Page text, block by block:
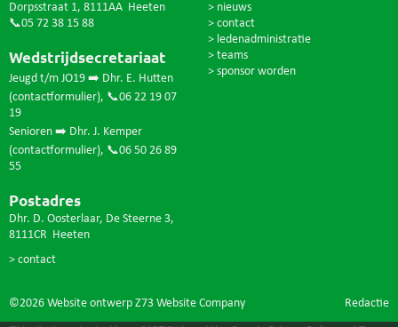
Dorpsstraat 1, 8111AA Heeten
📞05 72 38 15 88
Wedstrijdsecretariaat
Jeugd t/m JO19 ➡️ Dhr. E. Hutten
(contactformulier), 📞06 22 19 07
19
Senioren ➡️ Dhr. J. Kemper
(contactformulier), 📞06 50 26 89
55
Postadres
Dhr. D. Oosterlaar, De Steerne 3,
8111CR Heeten
> contact
> nieuws
> contact
> ledenadministratie
> teams
> sponsor worden
©2026 Website ontwerp Z73 Website Company Redactie